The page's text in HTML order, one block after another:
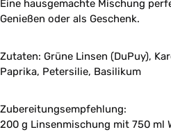
Eine hausgemachte Mischung
Genießen oder als Geschenk.
Zutaten: Grüne Linsen (DuPuy),
Paprika, Petersilie, Basilikum
Zubereitungsempfehlung:
200 g Linsenmischung mit 750 ml